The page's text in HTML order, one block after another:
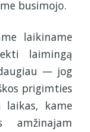
busimojo.
laikiname
laimingą
— jog
prigimties
laikas, kame